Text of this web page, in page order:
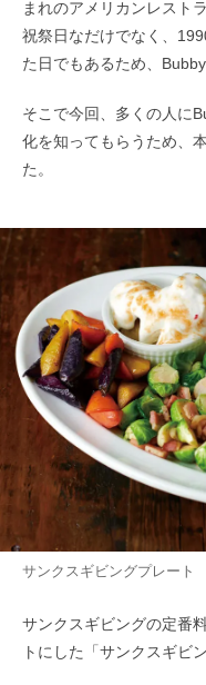
まれのアメリカンレスト
祝祭日なだけでなく、
た日でもあるため、
そこで今回、多くの人に
化を知ってもらうため、
た。
サンクスギビングプレート
サンクスギビングの定番
トにした「サンクスギビ